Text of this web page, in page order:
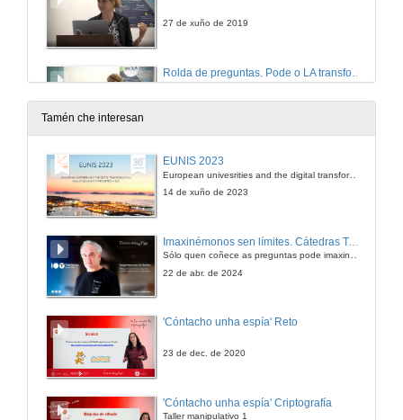
27 de xuño de 2019
27 de xuño de 2019
Tamén che interesan
EUNIS 2023
European univesrities and the digital transformation: challenges and opportunities ahead
14 de xuño de 2023
Imaxinémonos sen límites. Cátedras Telefónica
Sólo quen coñece as preguntas pode imaxinar novas respostas
22 de abr. de 2024
'Cóntacho unha espía' Reto
23 de dec. de 2020
'Cóntacho unha espía' Criptografía
Taller manipulativo 1